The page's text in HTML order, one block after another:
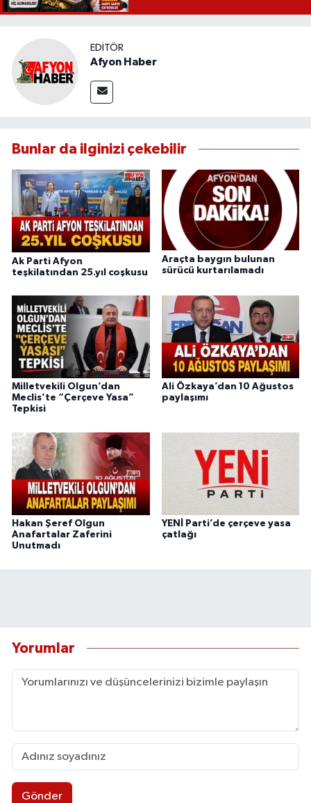
EDITÖR
Afyon Haber
Bunlar da ilginizi çekebilir
Ak Parti Afyon
teşkilatından 25.yıl coşkusu
Araçta baygın bulunan
sürücü kurtarılamadı
Milletvekili Olgun’dan
Meclis’te “Çerçeve Yasa”
Tepkisi
Ali Özkaya’dan 10 Ağustos
paylaşımı
Hakan Şeref Olgun
Anafartalar Zaferini
Unutmadı
YENİ Parti’de çerçeve yasa
çatlağı
Yorumlar
Gönder